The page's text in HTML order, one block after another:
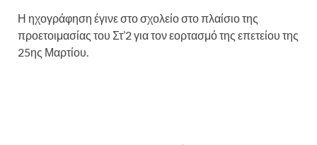
Η ηχογράφηση έγινε στο σχολείο στο πλαίσιο της
προετοιμασίας του Στ’2 για τον εορτασμό της επετείου της
25ης Μαρτίου.